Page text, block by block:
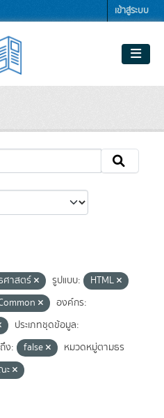
เข้าสู่ระบบ
ศาสตร์ รูปแบบ:
HTML
องค์กร:
ประเภทชุดข้อมูล:
ง: false
หมวดหมู่ตามธร
ะ